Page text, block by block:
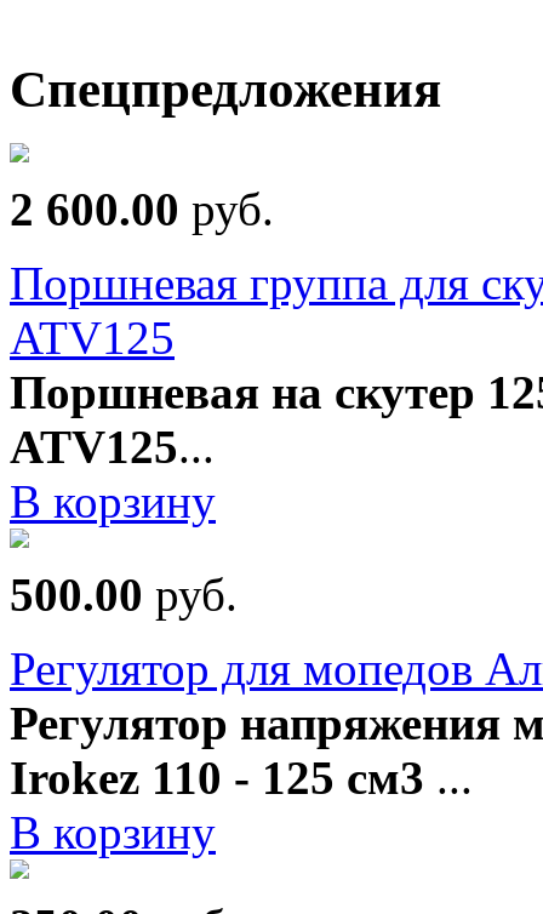
Спецпредложения
2 600.00 руб.
Поршневая группа для
ATV125
Поршневая на скутер
ATV125...
В корзину
500.00 руб.
Регулятор для мопедов
Регулятор напряжения
Irokez 110 - 125 см3 ...
В корзину